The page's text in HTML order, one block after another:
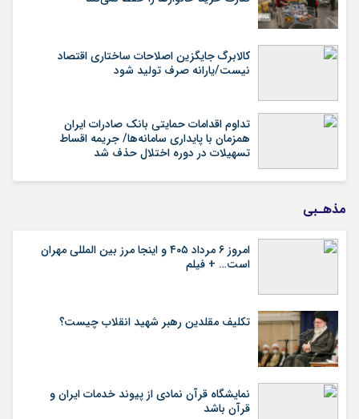
کالابرگ جایگزین اصلاحات ساختاری اقتصاد
نیست/یارانه صرف تولید شود
تداوم اقدامات حمایتی بانک صادرات ایران
همزمان با پایداری سامانه‌ها/ جریمه اقساط
تسهیلات در دوره اختلال حذف شد
مذهـبی
امروز ۶ مرداد ۴۰۵ و اینجا مرز بین المللی مهران
است… + فیلم
تکلیف مقلدین رهبر شهید انقلاب چیست؟
نمایشگاه قرآن نمادی از پیوند خدمات ایران و
قرآن باشد